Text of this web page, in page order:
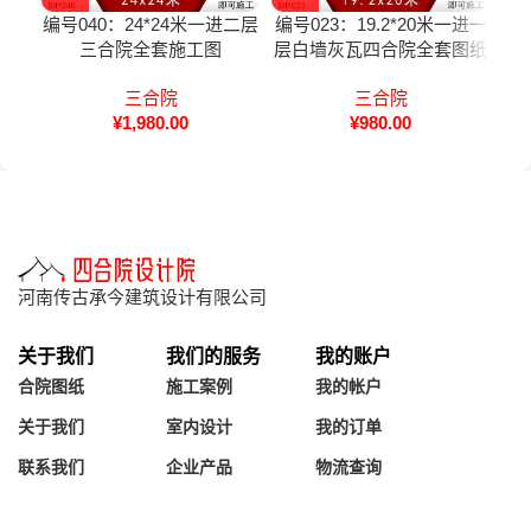
编号040：24*24米一进二层
三合院全套施工图
三合院
¥1,980.00
编号023：19.2*20米一进一
层白墙灰瓦四合院全套图纸
三合院
¥980.00
河南传古承今建筑设计有限公司
关于我们
合院图纸
关于我们
联系我们
我们的服务
施工案例
室内设计
企业产品
我的账户
我的帐户
我的订单
物流查询